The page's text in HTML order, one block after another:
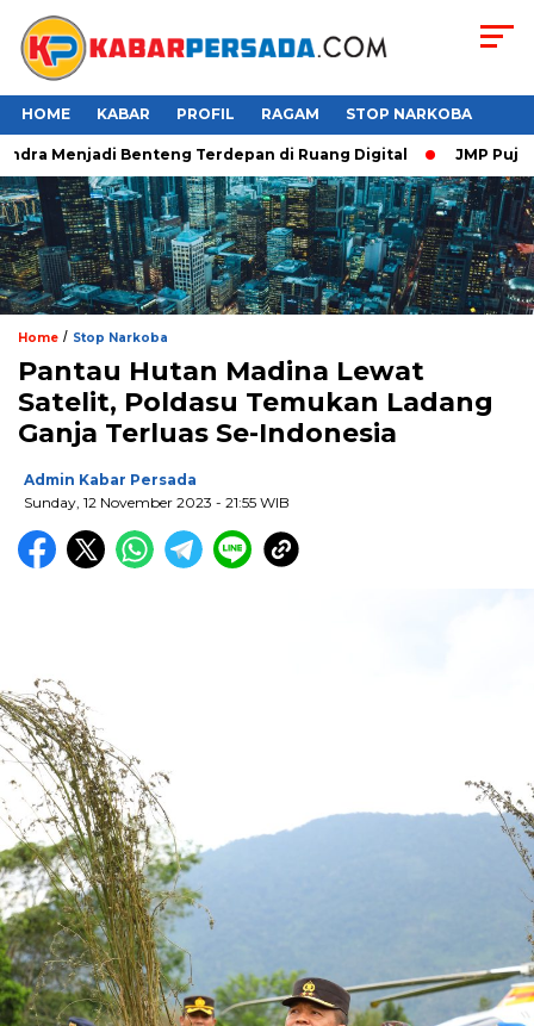
HOME KABAR PROFIL RAGAM STOP NARKOBA
Menjadi Benteng Terdepan di Ruang Digital JMP Puji
Home / Stop Narkoba
Pantau Hutan Madina Lewat
Satelit, Poldasu Temukan Ladang
Ganja Terluas Se-Indonesia
Admin Kabar Persada
Sunday, 12 November 2023 - 21:55 WIB